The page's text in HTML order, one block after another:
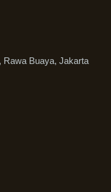
Rawa Buaya, Jakarta